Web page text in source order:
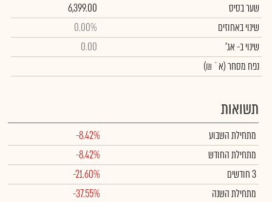
שער בסיס
6,399.00
שינוי באחוזים
0.00%
שינויב- אג'
0.00
נפח מסחר(א` ₪)
תשואות
מתחילת השבוע
-8.42%
מתחילת החודש
-8.42%
3 חודשים
-21.60%
מתחילת השנה
-37.55%